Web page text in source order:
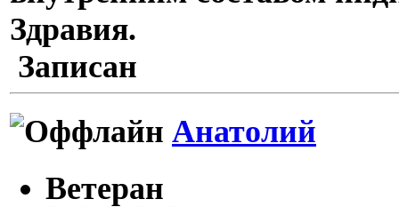
Здравия.
Записан
Анатолий
Ветеран